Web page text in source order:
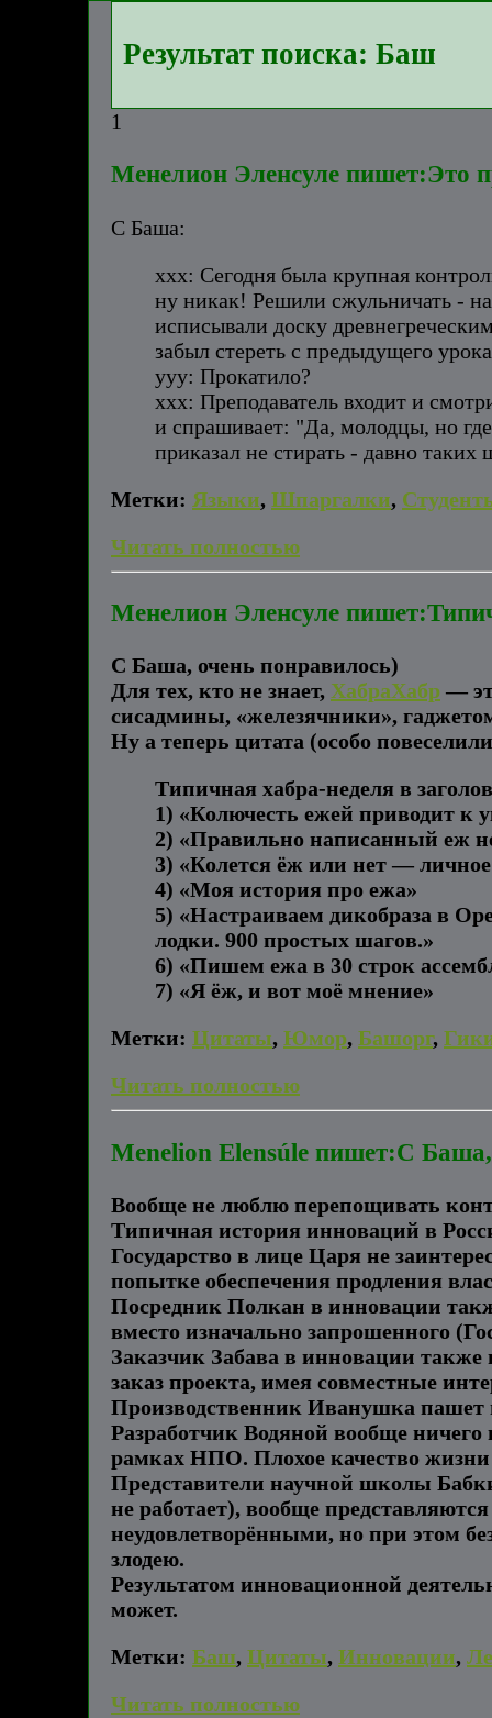
Результат поиска: Баш
1
Менелион Эленсуле пишет:Это
С Баша:
ххх: Сегодня была крупная
ну никак! Решили сжульничать -
исписывали доску
забыл стереть с предыдущего
ууу: Прокатило?
ххх: Преподаватель входит и
и спрашивает: "Да, молодцы, но
приказал не стирать - давно таких
Метки: Языки, Шпаргалки,
Читать полностью
Менелион Эленсуле
С Баша, очень понравилось)
Для тех, кто не знает, ХабраХабр —
сисадмины, «железячники»,
Ну а теперь цитата (особо
Типичная хабра-неделя в
1) «Колючесть ежей приводит к
2) «Правильно написанный еж
3) «Колется ёж или нет —
4) «Моя история про ежа»
5) «Настраиваем дикобраза в
лодки. 900 простых шагов.»
6) «Пишем ежа в 30 строк
7) «Я ёж, и вот моё мнение»
Метки: Цитаты, Юмор, Башорг,
Читать полностью
Menelion Elensúle пишет:С
Вообще не люблю перепощивать
Типичная история инноваций в
Государство в лице Царя не
попытке обеспечения продления
Посредник Полкан в инновации
вместо изначально запрошенного
Заказчик Забава в инновации также
заказ проекта, имея совместные
Производственник Иванушка пашет
Разработчик Водяной вообще
рамках НПО. Плохое качество жизни
Представители научной школы
не работает), вообще
неудовлетворёнными, но при этом
злодею.
Результатом инновационной
может.
Метки: Баш, Цитаты, Инновации,
Читать полностью